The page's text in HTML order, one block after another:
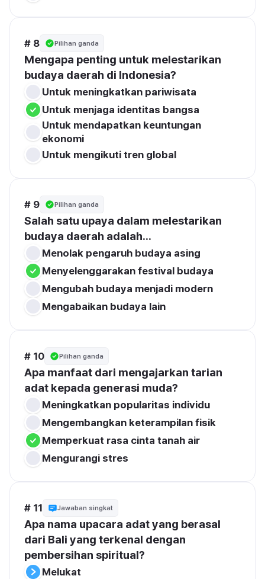
# 8 Pilihan ganda
Mengapa penting untuk melestarikan
budaya daerah di Indonesia?
Untuk meningkatkan pariwisata
Untuk menjaga identitas bangsa
Untuk mendapatkan keuntungan
ekonomi
Untuk mengikuti tren global
# 9 Pilihan ganda
Salah satu upaya dalam melestarikan
budaya daerah adalah...
Menolak pengaruh budaya asing
Menyelenggarakan festival budaya
Mengubah budaya menjadi modern
Mengabaikan budaya lain
# 10 Pilihan ganda
Apa manfaat dari mengajarkan tarian
adat kepada generasi muda?
Meningkatkan popularitas individu
Mengembangkan keterampilan fisik
Memperkuat rasa cinta tanah air
Mengurangi stres
# 11 Jawaban singkat
Apa nama upacara adat yang berasal
dari Bali yang terkenal dengan
pembersihan spiritual?
Melukat